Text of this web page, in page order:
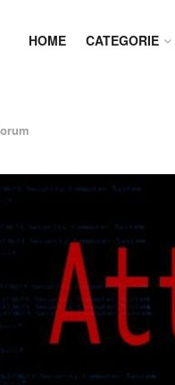
HOME CATEGORIE